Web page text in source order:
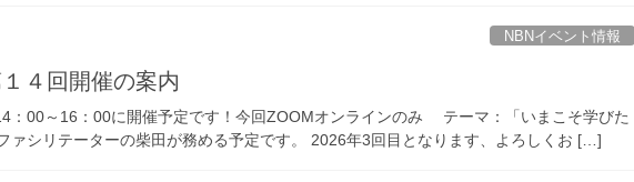
NBNイベント情報
４回開催の案内
：00～16：00に開催予定です！今回ZOOMオンラインのみ テーマ：「いまこそ学びた
ァシリテーターの柴田が務める予定です。 2026年3回目となります、よろしくお […]